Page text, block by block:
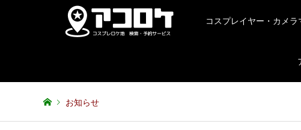
コスプレイヤー・カメ
お知らせ